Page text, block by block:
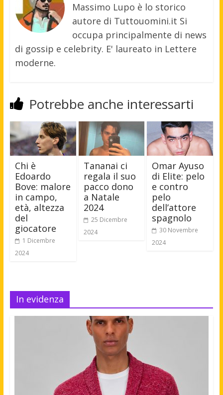
Massimo Lupo è lo storico
autore di Tuttouomini.it Si
occupa principalmente di news
di gossip e celebrity. E' laureato in Lettere
moderne.
Potrebbe anche interessarti
Chi è
Edoardo
Bove: malore
in campo,
età, altezza
del
giocatore
1 Dicembre
2024
Tananai ci
regala il suo
pacco dono
a Natale
2024
25 Dicembre
2024
Omar Ayuso
di Elite: pelo
e contro
pelo
dell’attore
spagnolo
30 Novembre
2024
In evidenza